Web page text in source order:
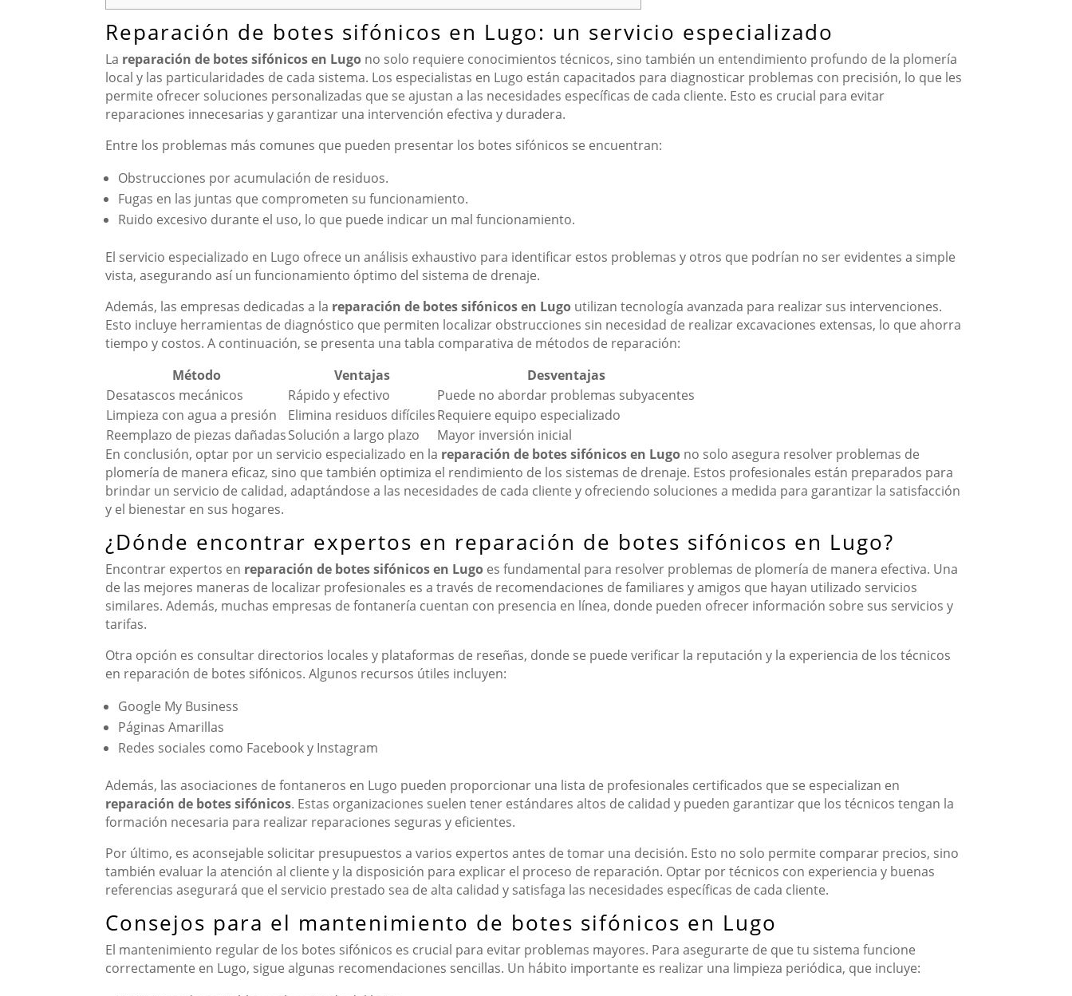
Reparación de botes sifónicos en Lugo: un servicio especializado
La reparación de botes sifónicos en Lugo no solo requiere conocimientos técnicos, sino también un entendimiento profundo de la plomería
local y las particularidades de cada sistema. Los especialistas en Lugo están capacitados para diagnosticar problemas con precisión, lo que les
permite ofrecer soluciones personalizadas que se ajustan a las necesidades específicas de cada cliente. Esto es crucial para evitar
reparaciones innecesarias y garantizar una intervención efectiva y duradera.
Entre los problemas más comunes que pueden presentar los botes sifónicos se encuentran:
Obstrucciones por acumulación de residuos.
Fugas en las juntas que comprometen su funcionamiento.
Ruido excesivo durante el uso, lo que puede indicar un mal funcionamiento.
El servicio especializado en Lugo ofrece un análisis exhaustivo para identificar estos problemas y otros que podrían no ser evidentes a simple
vista, asegurando así un funcionamiento óptimo del sistema de drenaje.
Además, las empresas dedicadas a la reparación de botes sifónicos en Lugo utilizan tecnología avanzada para realizar sus intervenciones.
Esto incluye herramientas de diagnóstico que permiten localizar obstrucciones sin necesidad de realizar excavaciones extensas, lo que ahorra
tiempo y costos. A continuación, se presenta una tabla comparativa de métodos de reparación:
Método
Ventajas
Desventajas
Desatascos mecánicos
Rápido y efectivo
Puede no abordar problemas subyacentes
Limpieza con agua a presión
Elimina residuos difícilesRequiere equipo especializado
Reemplazo de piezas dañadasSolución a largo plazo
Mayor inversión inicial
En conclusión, optar por un servicio especializado en la reparación de botes sifónicos en Lugo no solo asegura resolver problemas de
plomería de manera eficaz, sino que también optimiza el rendimiento de los sistemas de drenaje. Estos profesionales están preparados para
brindar un servicio de calidad, adaptándose a las necesidades de cada cliente y ofreciendo soluciones a medida para garantizar la satisfacción
y el bienestar en sus hogares.
¿Dónde encontrar expertos en reparación de botes sifónicos en Lugo?
Encontrar expertos en reparación de botes sifónicos en Lugo es fundamental para resolver problemas de plomería de manera efectiva. Una
de las mejores maneras de localizar profesionales es a través de recomendaciones de familiares y amigos que hayan utilizado servicios
similares. Además, muchas empresas de fontanería cuentan con presencia en línea, donde pueden ofrecer información sobre sus servicios y
tarifas.
Otra opción es consultar directorios locales y plataformas de reseñas, donde se puede verificar la reputación y la experiencia de los técnicos
en reparación de botes sifónicos. Algunos recursos útiles incluyen:
Google My Business
Páginas Amarillas
Redes sociales como Facebook y Instagram
Además, las asociaciones de fontaneros en Lugo pueden proporcionar una lista de profesionales certificados que se especializan en
reparación de botes sifónicos. Estas organizaciones suelen tener estándares altos de calidad y pueden garantizar que los técnicos tengan la
formación necesaria para realizar reparaciones seguras y eficientes.
Por último, es aconsejable solicitar presupuestos a varios expertos antes de tomar una decisión. Esto no solo permite comparar precios, sino
también evaluar la atención al cliente y la disposición para explicar el proceso de reparación. Optar por técnicos con experiencia y buenas
referencias asegurará que el servicio prestado sea de alta calidad y satisfaga las necesidades específicas de cada cliente.
Consejos para el mantenimiento de botes sifónicos en Lugo
El mantenimiento regular de los botes sifónicos es crucial para evitar problemas mayores. Para asegurarte de que tu sistema funcione
correctamente en Lugo, sigue algunas recomendaciones sencillas. Un hábito importante es realizar una limpieza periódica, que incluye: